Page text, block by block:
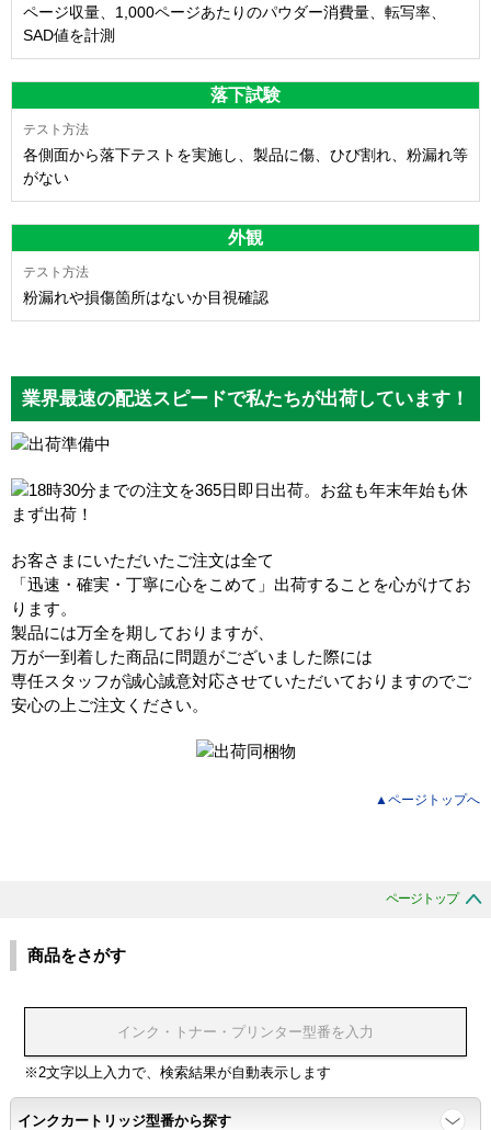
ページ収量、1,000ページあたりのパウダー消費量、転写率、
SAD値を計測
落下試験
各側面から落下テストを実施し、製品に傷、ひび割れ、粉漏れ等
がない
外観
粉漏れや損傷箇所はないか目視確認
業界最速の配送スピードで私たちが出荷しています！
お客さまにいただいたご注文は全て
「迅速・確実・丁寧に心をこめて」出荷することを心がけてお
ります。
製品には万全を期しておりますが、
万が一到着した商品に問題がございました際には
専任スタッフが誠心誠意対応させていただいておりますのでご
安心の上ご注文ください。
▲ページトップへ
ページトップ
商品をさがす
※2文字以上入力で、検索結果が自動表示します
インクカートリッジ型番から探す